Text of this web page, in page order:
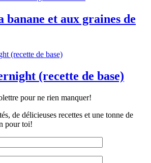
banane et aux graines de
(recette de base)
pour ne rien manquer!
de délicieuses recettes et une tonne de
pour toi!